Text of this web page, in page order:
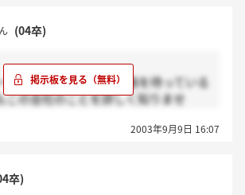
(04卒)
しました。説明会の連絡を待っている
この会社のことを詳しく知りませ
い！一緒に頑張りましょうね☆2003年9月9日 16:07
卒)